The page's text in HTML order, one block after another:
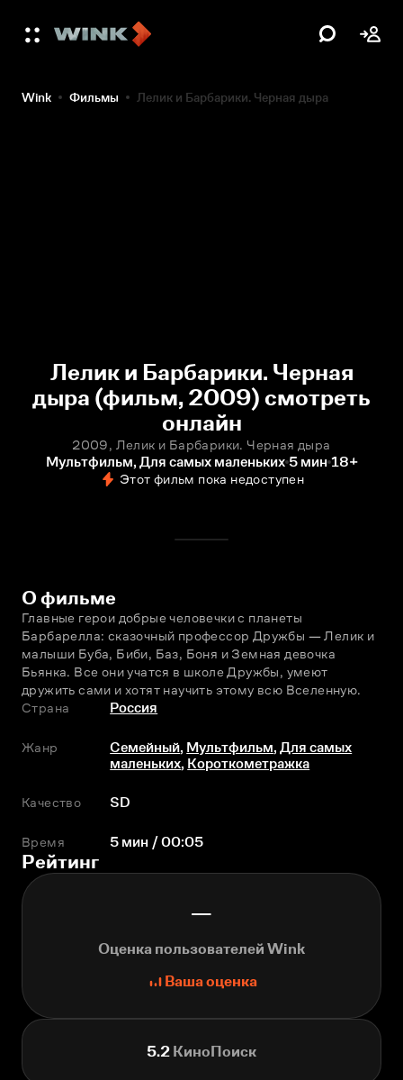
Wink Фильмы Лелик и Барбарики. Черная дыра
Лелик и Барбарики. Черная
дыра (фильм, 2009) смотреть
онлайн
2009, Лелик и Барбарики. Черная дыра
Мультфильм, Для самых маленьких 5 мин 18+
Этот фильм пока недоступен
О фильме
Главные герои добрые человечки с планеты
Барбарелла: сказочный профессор Дружбы — Лелик и
малыши Буба, Биби, Баз, Боня и Земная девочка
Бьянка. Все они учатся в школе Дружбы, умеют
дружить сами и хотят научить этому всю Вселенную.
Страна
Россия
Жанр Семейный, Мультфильм,Для самых
маленьких, Короткометражка
Качество SD
Время 5 мин / 00:05
Рейтинг
—
Оценка пользователей Wink
Ваша оценка
5.2 КиноПоиск